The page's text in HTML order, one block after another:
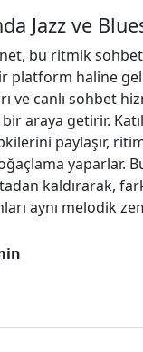
Jazz ve
bu ritmik
platform haline
ve canlı sohbet
araya getirir.
paylaşır,
yaparlar.
kaldırarak,
aynı melodik